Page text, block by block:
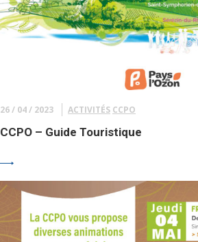
26 / 04 / 2023 ACTIVITÉS CCPO
CCPO – Guide Touristique